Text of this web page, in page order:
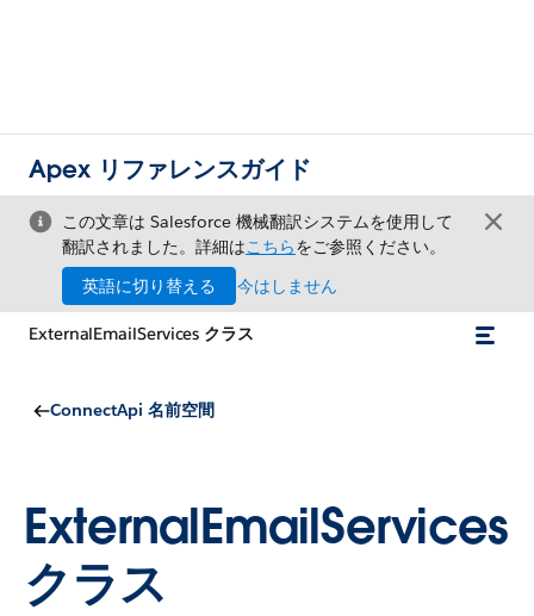
Apex リファレンスガイド
この文章は Salesforce 機械翻訳システムを使用して
翻訳されました。詳細はこちらをご参照ください。
英語に切り替える
今はしません
ExternalEmailServices クラス
ConnectApi 名前空間
ExternalEmailServices
クラス